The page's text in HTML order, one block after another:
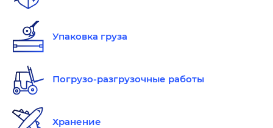
Упаковка груза
Погрузо-разгрузочные работы
Хранение